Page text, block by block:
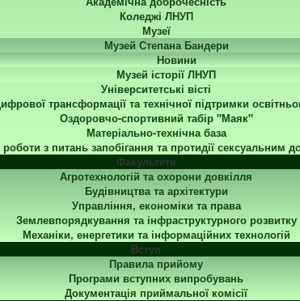
Коледжі ЛНУП
Музеї
Музей Степана Бандери
Новини
Музей історії ЛНУП
Університетські вісті
трансформації та технічної підтримки
Оздоровчо-спортивний табір "Маяк"
Матеріально-технічна база
з питань запобігання та протидії сексуальним
Факультети
Агротехнологій та охорони довкілля
Будівництва та архітектури
Управління, економіки та права
Землевпорядкування та інфраструктурного розвитку
Механіки, енергетики та інформаційних технологій
Вступ
Правила прийому
Програми вступних випробувань
Документація приймальної комісії